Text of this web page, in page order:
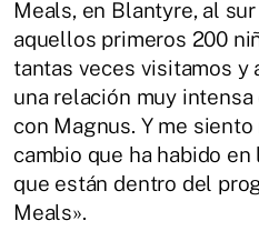
Meals, en Blantyre, al
aquellos primeros 200
tantas veces visitamos y
una relación muy
con Magnus. Y me
cambio que ha habido
que están dentro del
Meals».